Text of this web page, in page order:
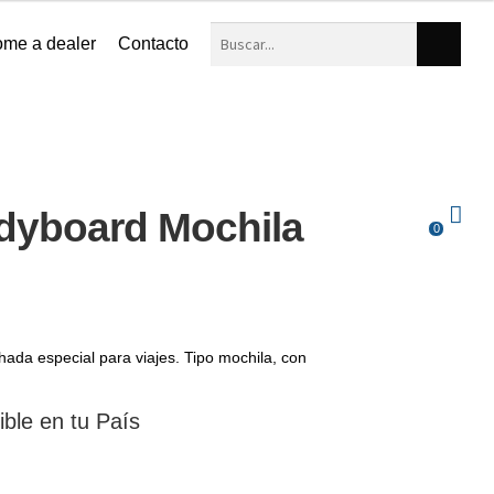
a dealer Contacto
Mochila
especial para viajes. Tipo mochila, con
en tu País
0